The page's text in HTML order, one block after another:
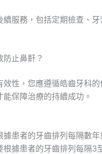
續服務，包括定期檢查、
止鼻鼾？
效性，您應遵循皓齒牙科
保障治療的持續成功。
據患者的牙齒排列每隔數年
根據患者的牙齒排列每隔